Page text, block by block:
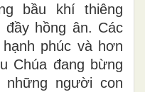
bầu khí thiêng
đầy hồng ân. Các
phúc và hơn
Chúa đang bừng
người con